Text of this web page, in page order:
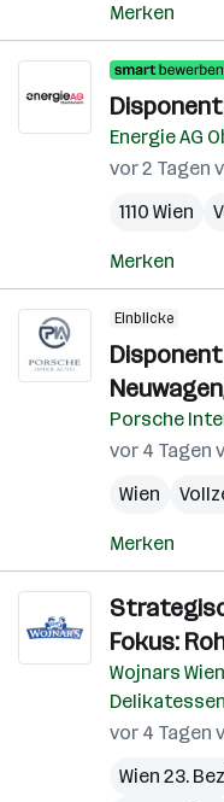
Merken
Energie AG
vor 2
1110 Wien
Merken
Einblicke
Porsche
vor 4
Wien
Merken
Fokus:
Wojnars
vor 4
Wien 23.